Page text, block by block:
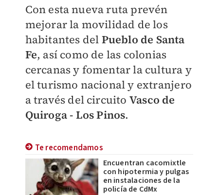
Con esta nueva ruta prevén
mejorar la movilidad de los
habitantes del Pueblo de Santa
Fe, así como de las colonias
cercanas y fomentar la cultura y
el turismo nacional y extranjero
a través del circuito Vasco de
Quiroga- Los Pinos.
Te recomendamos
Encuentran cacomixtle
con hipotermia y pulgas
en instalaciones de la
policía de CdMx